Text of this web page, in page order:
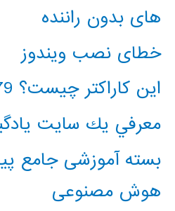
های بدون راننده
خطای نصب ویندوز
این کاراکتر چیست؟ 65279
معرفي يك سايت
بسته آموزشی جامع
هوش مصنوعی